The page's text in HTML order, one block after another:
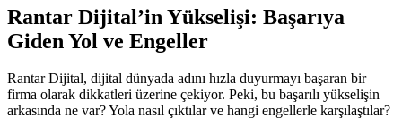
Rantar Dijital’in Yükselişi: Başarıya
Giden Yol ve Engeller
Rantar Dijital, dijital dünyada adını hızla duyurmayı başaran bir
firma olarak dikkatleri üzerine çekiyor. Peki, bu başarılı yükselişin
arkasında ne var? Yola nasıl çıktılar ve hangi engellerle karşılaştılar?